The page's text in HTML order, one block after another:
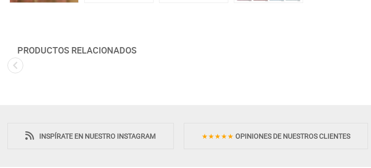
PRODUCTOS RELACIONADOS
INSPÍRATE EN NUESTRO INSTAGRAM ★★★★★ OPINIONES DE NUESTROS CLIENTES